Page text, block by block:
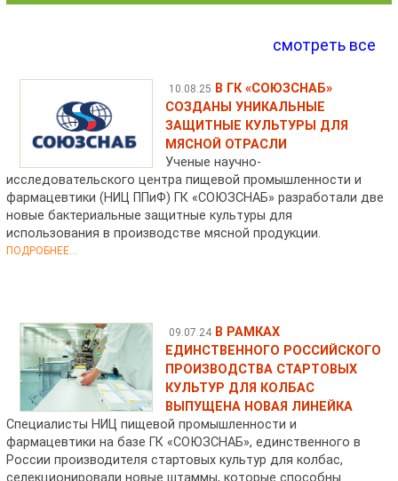
смотреть все
10.08.25 В ГК «СОЮЗСНАБ»
СОЗДАНЫ УНИКАЛЬНЫЕ
ЗАЩИТНЫЕ КУЛЬТУРЫ ДЛЯ
МЯСНОЙ ОТРАСЛИ
Ученые научно-
исследовательского центра пищевой промышленности и
фармацевтики (НИЦ ППиФ) ГК «СОЮЗСНАБ» разработали две
новые бактериальные защитные культуры для
использования в производстве мясной продукции.
ПОДРОБНЕЕ...
09.07.24 В РАМКАХ
ЕДИНСТВЕННОГО РОССИЙСКОГО
ПРОИЗВОДСТВА СТАРТОВЫХ
КУЛЬТУР ДЛЯ КОЛБАС
ВЫПУЩЕНА НОВАЯ ЛИНЕЙКА
Специалисты НИЦ пищевой промышленности и
фармацевтики на базе ГК «СОЮЗСНАБ», единственного в
России производителя стартовых культур для колбас,